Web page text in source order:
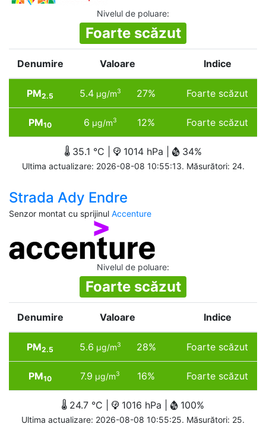
Nivelul de poluare:
Foarte scăzut
Denumire Valoare Indice
PM2.5 5.4µg/m3 27% Foarte scăzut
PM10 6 µg/m3 12% Foarte scăzut
35.1 °C | 1014 hPa | 34%
Ultima actualizare: 2026-08-08 10:55:13. Măsurători: 24.
Strada Ady Endre
Senzor montat cu sprijinul Accenture
Nivelul de poluare:
Foarte scăzut
Denumire Valoare Indice
PM2.5 5.6 µg/m3 28% Foarte scăzut
PM10 7.9 µg/m3 16% Foarte scăzut
24.7 °C | 1016 hPa | 100%
Ultima actualizare: 2026-08-08 10:55:25. Măsurători: 25.